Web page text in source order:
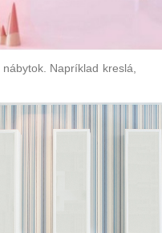
nábytok. Napríklad kreslá